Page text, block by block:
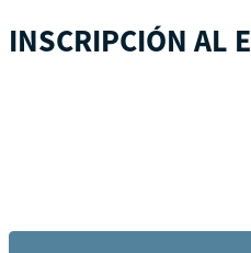
INSCRIPCIÓN AL